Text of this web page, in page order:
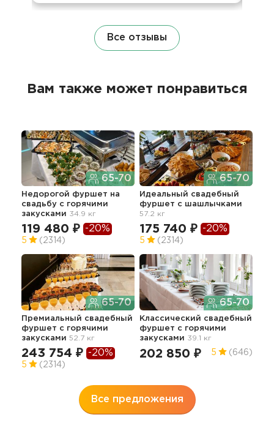
Все отзывы
Вам также может понравиться
65-70
Недорогой фуршет на
свадьбу с горячими
закусками 34.9 кг
119 480 ₽ -20%
5 (2314)
65-70
Идеальный свадебный
фуршет с шашлычками
57.2 кг
175 740 ₽ -20%
5 (2314)
65-70
Премиальный свадебный
фуршет с горячими
закусками 52.7 кг
243 754 ₽ -20%
5 (2314)
65-70
Классический свадебный
фуршет с горячими
закусками 39.1 кг
202 850 ₽ 5 (646)
Все предложения